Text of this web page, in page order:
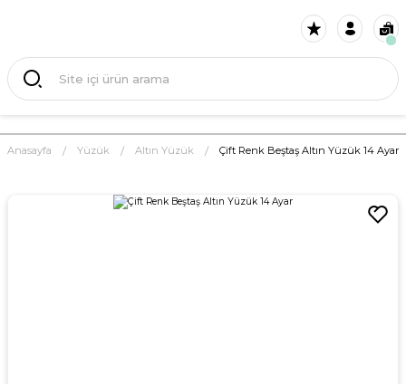
Anasayfa Yüzük Altın Yüzük Çift Renk Beştaş Altın Yüzük 14 Ayar